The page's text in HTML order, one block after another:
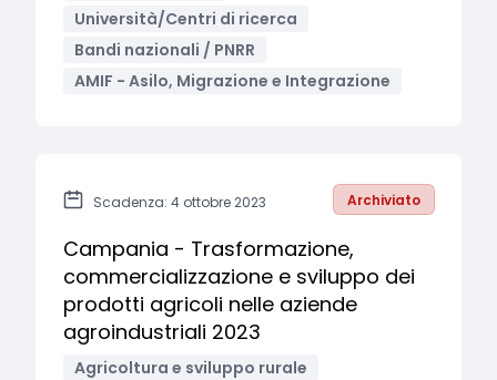
Università/Centri di ricerca
Bandi nazionali / PNRR
AMIF - Asilo, Migrazione e Integrazione
Scadenza: 4 ottobre 2023 Archiviato
Campania - Trasformazione,
commercializzazione e sviluppo dei
prodotti agricoli nelle aziende
agroindustriali 2023
Agricoltura e sviluppo rurale